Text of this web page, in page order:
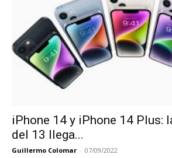
iPhone 14 y iPhone 14 Plus:
del 13 llega...
Guillermo Colomar - 07/09/2022